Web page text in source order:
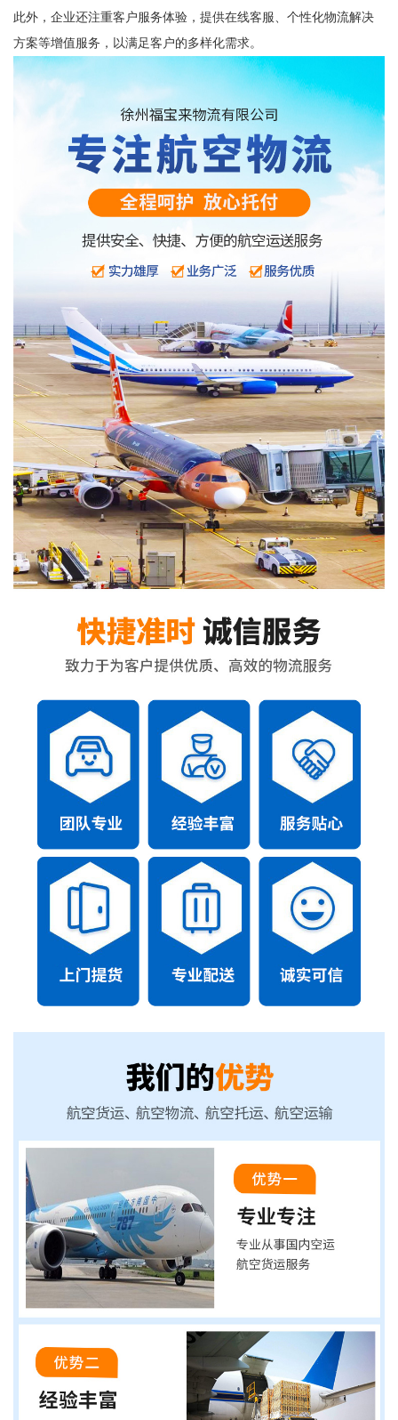
此外，企业还注重客户服务体验，提供在线客服、个性化物流解决
方案等增值服务，以满足客户的多样化需求。